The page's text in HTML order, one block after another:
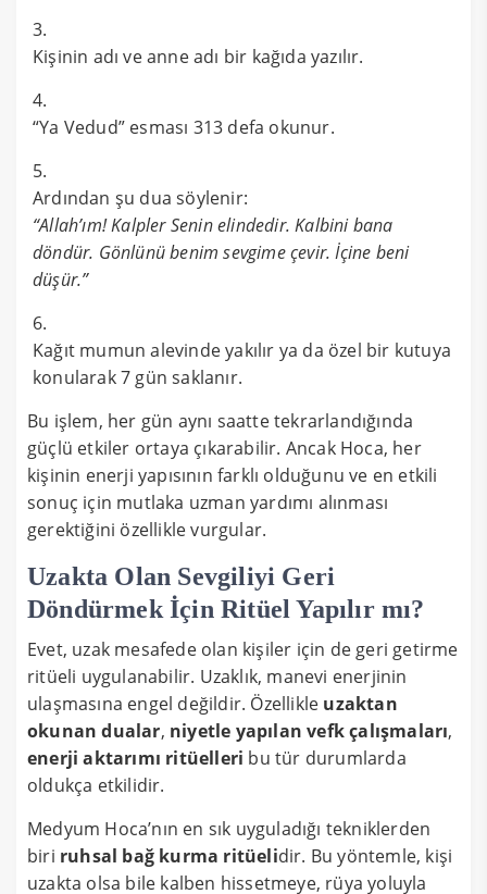
Kişinin adı ve anne adı bir kağıda yazılır.
“Ya Vedud” esması 313 defa okunur.
Ardından şu dua söylenir:
“Allah’ım! Kalpler Senin elindedir. Kalbini bana
döndür. Gönlünü benim sevgime çevir. İçine beni
düşür.”
Kağıt mumun alevinde yakılır ya da özel bir kutuya
konularak 7 gün saklanır.
Bu işlem, her gün aynı saatte tekrarlandığında
güçlü etkiler ortaya çıkarabilir. Ancak Hoca, her
kişinin enerji yapısının farklı olduğunu ve en etkili
sonuç için mutlaka uzman yardımı alınması
gerektiğini özellikle vurgular.
Uzakta Olan Sevgiliyi Geri
Döndürmek İçin Ritüel Yapılır mı?
Evet, uzak mesafede olan kişiler için de geri getirme
ritüeli uygulanabilir. Uzaklık, manevi enerjinin
ulaşmasına engel değildir. Özellikle uzaktan
okunan dualar, niyetle yapılan vefk çalışmaları,
enerji aktarımı ritüelleri bu tür durumlarda
oldukça etkilidir.
Medyum Hoca’nın en sık uyguladığı tekniklerden
biri ruhsal bağ kurma ritüelidir. Bu yöntemle, kişi
uzakta olsa bile kalben hissetmeye, rüya yoluyla